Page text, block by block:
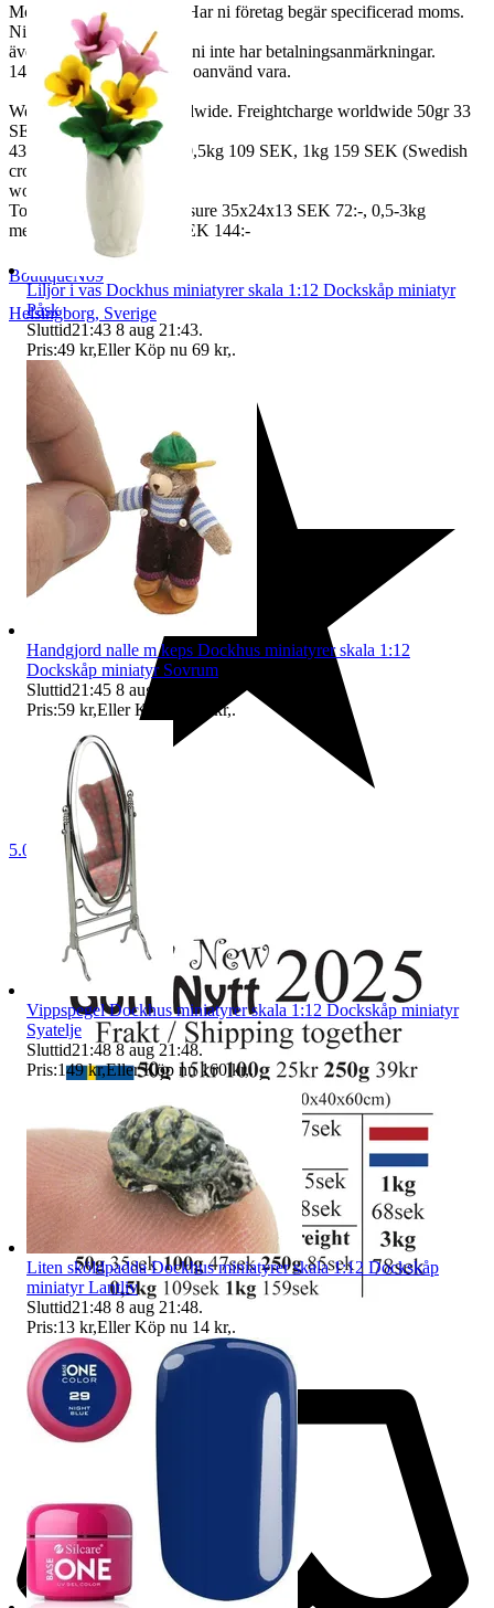
Moms ingår i våra priser. Har ni företag begär specificerad moms.
Ni kan
även fråga om faktura om ni inte har betalningsanmärkningar.
14 dagars full returrätt vid oanvänd vara.
We also ship abroad worldwide. Freightcharge worldwide 50gr 33
SEK, 100 gr
43 SEK, 250gr 85 SEK, 0,5kg 109 SEK, 1kg 159 SEK (Swedish
crown
worldwide price freight)
To Denmark 0,5-3kg measure 35x24x13 SEK 72:-, 0,5-3kg
measure 40x40x140cm SEK 144:-
BoutiqueNo9
Helsingborg, Sverige
5.0
Liljor i vas Dockhus miniatyrer skala 1:12 Dockskåp miniatyr
Påsk
Sluttid21:43 8 aug 21:43.
Pris:49 kr,Eller Köp nu 69 kr,.
Handgjord nalle m keps Dockhus miniatyrer skala 1:12
Dockskåp miniatyr Sovrum
Sluttid21:45 8 aug 21:45
Pris:59 kr,Eller Köp nu 64 kr,.
Vippspegel Dockhus miniatyrer skala 1:12 Dockskåp miniatyr
Syatelje
Sluttid21:48 8 aug 21:48.
Pris:149 kr,Eller Köp nu 160 kr,.
Liten sköldpadda Dockhus miniatyrer skala 1:12 Dockskåp
miniatyr Lantliv
Sluttid21:48 8 aug 21:48.
Pris:13 kr,Eller Köp nu 14 kr,.